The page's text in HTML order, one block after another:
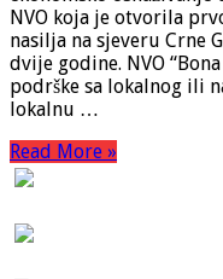
NVO koja je otvorila
nasilja na sjeveru Crne
dvije godine. NVO
podrške sa lokalnog ili
lokalnu …
Read More »